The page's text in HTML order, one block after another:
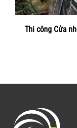
Thi công Cửa